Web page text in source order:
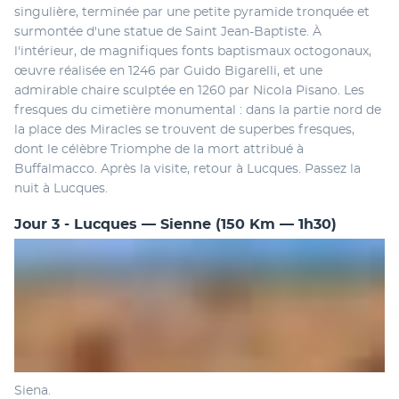
singulière, terminée par une petite pyramide tronquée et
surmontée d'une statue de Saint Jean-Baptiste. À
l'intérieur, de magnifiques fonts baptismaux octogonaux,
œuvre réalisée en 1246 par Guido Bigarelli, et une
admirable chaire sculptée en 1260 par Nicola Pisano. Les
fresques du cimetière monumental : dans la partie nord de
la place des Miracles se trouvent de superbes fresques,
dont le célèbre Triomphe de la mort attribué à
Buffalmacco. Après la visite, retour à Lucques. Passez la
nuit à Lucques.
Jour 3 - Lucques — Sienne (150 Km — 1h30)
Siena.